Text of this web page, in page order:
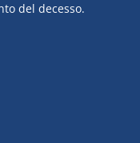
del decesso.